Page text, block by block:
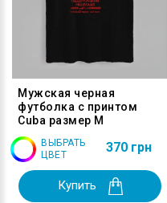
Мужская черная
футболка с принтом
Cuba размер M
ВЫБРАТЬ
ЦВЕТ
370 грн
Купить